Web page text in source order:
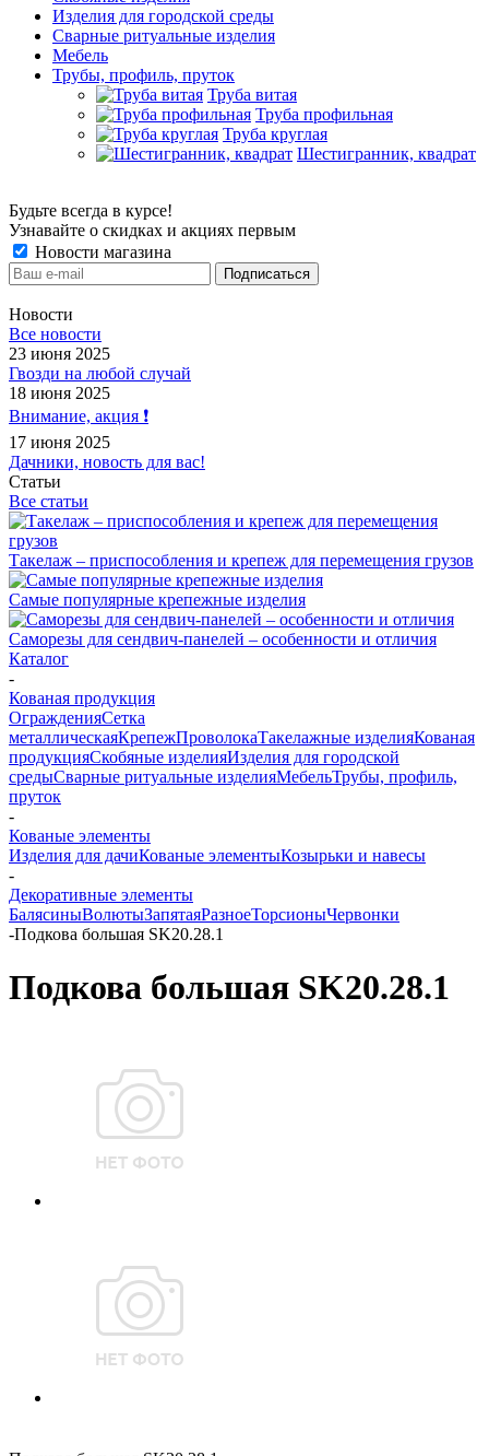
Изделия для городской среды
Сварные ритуальные изделия
Мебель
Трубы, профиль, пруток
Труба витая
Труба профильная
Труба круглая
Шестигранник, квадрат
Будьте всегда в курсе!
Узнавайте о скидках и акциях первым
Новости магазина
Новости
Все новости
23 июня 2025
Гвозди на любой случай
18 июня 2025
Внимание, акция ❗️
17 июня 2025
Дачники, новость для вас!
Статьи
Все статьи
Такелаж – приспособления и крепеж для перемещения грузов
Самые популярные крепежные изделия
Саморезы для сендвич-панелей – особенности и отличия
Каталог
-
Кованая продукция
ОгражденияСетка
металлическаяКрепежПроволокаТакелажные изделияКованая
продукцияСкобяные изделияИзделия для городской
средыСварные ритуальные изделияМебельТрубы, профиль,
пруток
-
Кованые элементы
Изделия для дачиКованые элементыКозырьки и навесы
-
Декоративные элементы
БалясиныВолютыЗапятаяРазноеТорсионыЧервонки
-Подкова большая SK20.28.1
Подкова большая SK20.28.1